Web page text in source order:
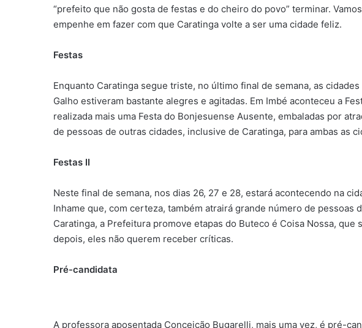
“prefeito que não gosta de festas e do cheiro do povo” terminar.
empenhe em fazer com que Caratinga volte a ser uma cidade feliz.
Festas
Enquanto Caratinga segue triste, no último final de semana, as
Galho estiveram bastante alegres e agitadas. Em Imbé aconteceu a
realizada mais uma Festa do Bonjesuense Ausente, embaladas por
de pessoas de outras cidades, inclusive de Caratinga, para ambas as
Festas II
Neste final de semana, nos dias 26, 27 e 28, estará acontecendo na
Inhame que, com certeza, também atrairá grande número de pessoas
Caratinga, a Prefeitura promove etapas do Buteco é Coisa Nossa, que
depois, eles não querem receber críticas.
Pré-candidata
A professora aposentada Conceição Bugarelli, mais uma vez, é pré-